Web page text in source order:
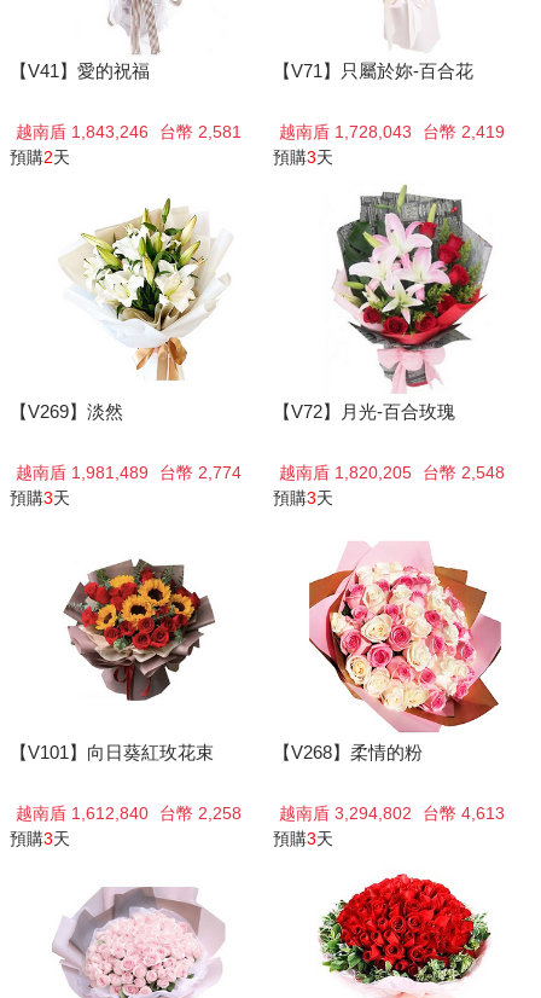
【V41】愛的祝福
越南盾 1,843,246
台幣 2,581
預購2天
【V71】只屬於妳-百合花
越南盾 1,728,043
台幣 2,419
預購3天
【V269】淡然
越南盾 1,981,489
台幣 2,774
預購3天
【V72】月光-百合玫瑰
越南盾 1,820,205
台幣 2,548
預購3天
【V101】向日葵紅玫花束
越南盾 1,612,840
台幣 2,258
預購3天
【V268】柔情的粉
越南盾 3,294,802
台幣 4,613
預購3天